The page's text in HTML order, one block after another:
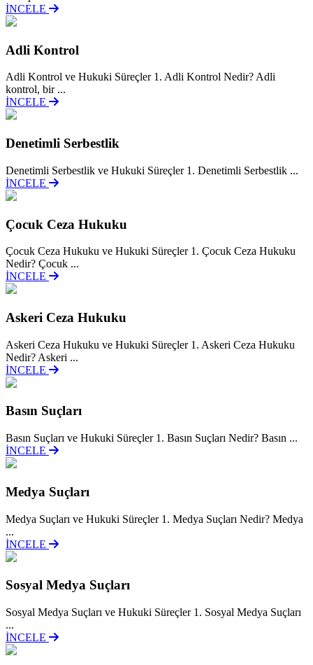
İNCELE
Adli Kontrol
Adli Kontrol ve Hukuki Süreçler 1. Adli Kontrol Nedir? Adli
kontrol, bir ...
İNCELE
Denetimli Serbestlik
Denetimli Serbestlik ve Hukuki Süreçler 1. Denetimli Serbestlik ...
İNCELE
Çocuk Ceza Hukuku
Çocuk Ceza Hukuku ve Hukuki Süreçler 1. Çocuk Ceza Hukuku
Nedir? Çocuk ...
İNCELE
Askeri Ceza Hukuku
Askeri Ceza Hukuku ve Hukuki Süreçler 1. Askeri Ceza Hukuku
Nedir? Askeri ...
İNCELE
Basın Suçları
Basın Suçları ve Hukuki Süreçler 1. Basın Suçları Nedir? Basın ...
İNCELE
Medya Suçları
Medya Suçları ve Hukuki Süreçler 1. Medya Suçları Nedir? Medya
...
İNCELE
Sosyal Medya Suçları
Sosyal Medya Suçları ve Hukuki Süreçler 1. Sosyal Medya Suçları
...
İNCELE